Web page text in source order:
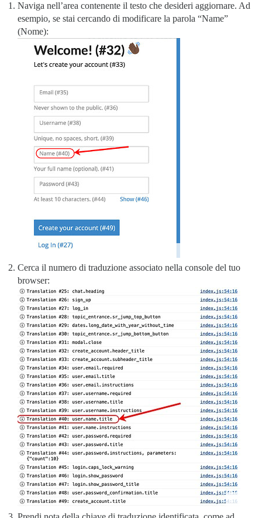
Naviga nell’area contenente il testo che desideri aggiornare. Ad
esempio, se stai cercando di modificare la parola “Name”
(Nome):
Cerca il numero di traduzione associato nella console del tuo
browser: